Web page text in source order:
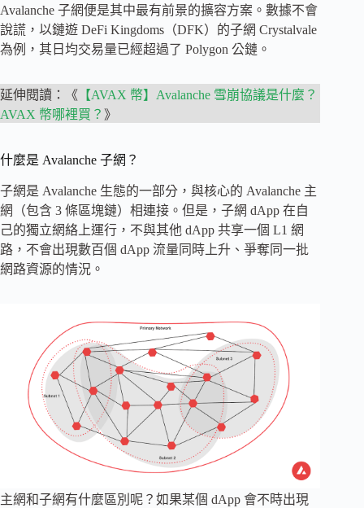
Avalanche 子網便是其中最有前景的擴容方案。數據不會
說謊，以鏈遊 DeFi Kingdoms（DFK）的子網 Crystalvale
為例，其日均交易量已經超過了 Polygon 公鏈。
延伸閱讀：《 【AVAX 幣】Avalanche 雪崩協議是什麼？
AVAX 幣哪裡買？ 》
什麼是 Avalanche 子網？
子網是 Avalanche 生態的一部分，與核心的 Avalanche 主
網（包含 3 條區塊鏈）相連接。但是，子網 dApp 在自
己的獨立網絡上運行，不與其他 dApp 共享一個 L1 網
路，不會出現數百個 dApp 流量同時上升、爭奪同一批
網路資源的情況。
主網和子網有什麼區別呢？如果某個 dApp 會不時出現